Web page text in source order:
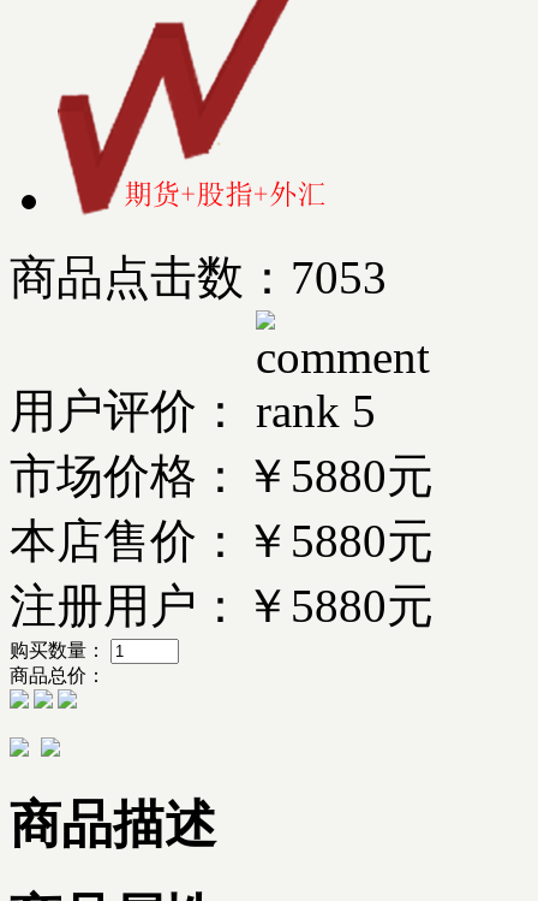
商品点击数：7053
用户评价：
市场价格：
￥5880元
本店售价：
￥5880元
注册用户：
￥5880元
购买数量：
商品总价：
商品描述